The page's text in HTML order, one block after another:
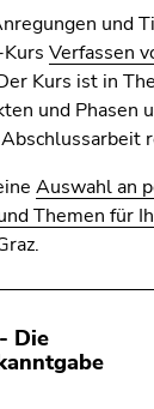
und
Verfassen
Kurs ist in
und Phasen
Auswahl an
Themen für
Die